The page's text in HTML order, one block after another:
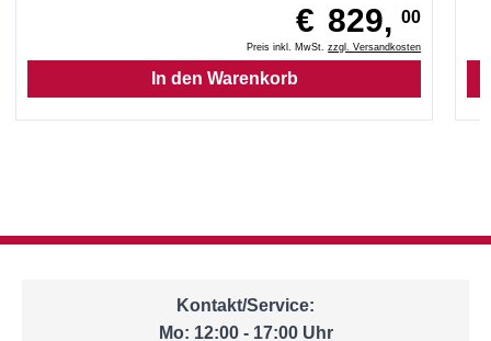
€ 829, 00
Preis inkl. MwSt.zzgl. Versandkosten
Kontakt/Service:
Mo: 12:00 - 17:00 Uhr